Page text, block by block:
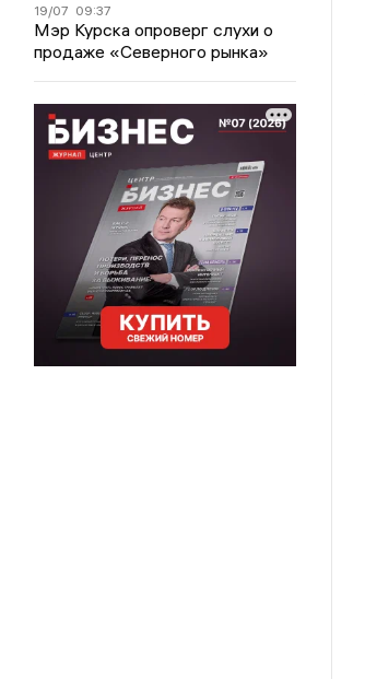
19/07 09:37
Мэр Курска опроверг слухи о
продаже «Северного рынка»